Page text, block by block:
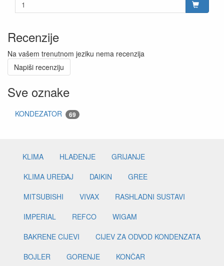
Recenzije
Na vašem trenutnom jeziku nema recenzija
Napiši recenziju
Sve oznake
KONDEZATOR 69
KLIMA HLAĐENJE
GRIJANJE
KLIMA UREĐAJ
DAIKIN
GREE
MITSUBISHI
VIVAX
RASHLADNI SUSTAVI
IMPERIAL
REFCO
WIGAM
BAKRENE CIJEVI
CIJEV ZA ODVOD KONDENZATA
BOJLER
GORENJE
KONČAR